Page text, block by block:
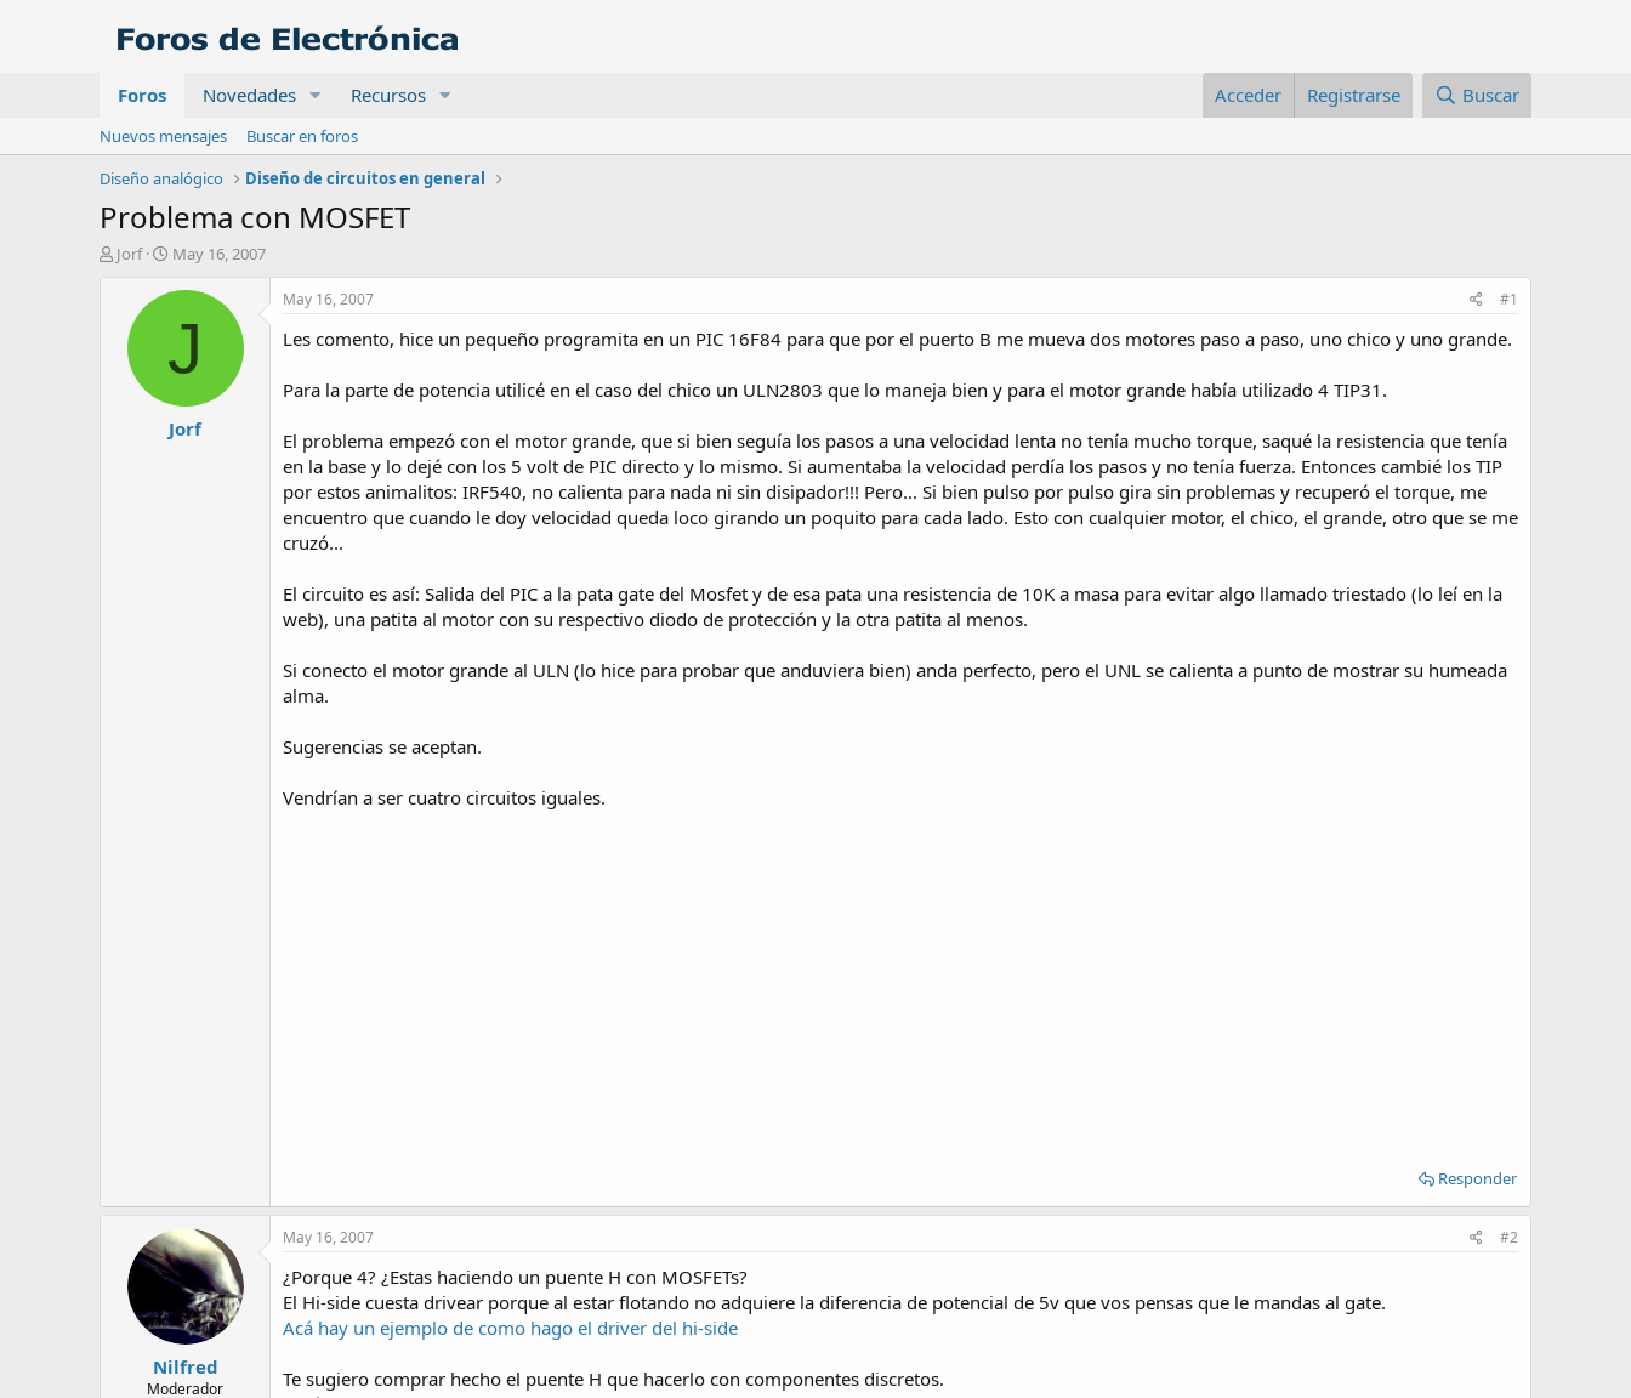
Foros Novedades Recursos Acceder Registrarse Buscar
Nuevos mensajes
Buscar en foros
Diseño analógico
Diseño de circuitos en general
Problema con MOSFET
A
Jorf
F
c
d
i
n
May 16, 2007
J
Jorf
May 16, 2007 #1
Les comento, hice un pequeño programita en un PIC 16F84 para que por el puerto B me mueva dos motores paso a paso, uno chico y uno grande.
Para la parte de potencia utilicé en el caso del chico un ULN2803 que lo maneja bien y para el motor grande había utilizado 4 TIP31.
El problema empezó con el motor grande, que si bien seguía los pasos a una velocidad lenta no tenía mucho torque, saqué la resistencia que tenía
en la base y lo dejé con los 5 volt de PIC directo y lo mismo. Si aumentaba la velocidad perdía los pasos y no tenía fuerza. Entonces cambié los TIP
por estos animalitos: IRF540, no calienta para nada ni sin disipador!!! Pero... Si bien pulso por pulso gira sin problemas y recuperó el torque, me
encuentro que cuando le doy velocidad queda loco girando un poquito para cada lado. Esto con cualquier motor, el chico, el grande, otro que se me
cruzó...
El circuito es así: Salida del PIC a la pata gate del Mosfet y de esa pata una resistencia de 10K a masa para evitar algo llamado triestado (lo leí en la
web), una patita al motor con su respectivo diodo de protección y la otra patita al menos.
Si conecto el motor grande al ULN (lo hice para probar que anduviera bien) anda perfecto, pero el UNL se calienta a punto de mostrar su humeada
alma.
Sugerencias se aceptan.
Vendrían a ser cuatro circuitos iguales.
Responder
Nilfred
Moderador
May 16, 2007 #2
¿Porque 4? ¿Estas haciendo un puente H con MOSFETs?
El Hi-side cuesta drivear porque al estar flotando no adquiere la diferencia de potencial de 5v que vos pensas que le mandas al gate.
Acá hay un ejemplo de como hago el driver del hi-side
Te sugiero comprar hecho el puente H que hacerlo con componentes discretos.